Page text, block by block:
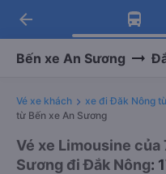
Tải app
Nhận ưu đãi
Tải app
-30k/ghế
arrow_back
Bến xe An Sương
Vé xe khách xe đi Đăk Nông
từ Bến xe An Sương
Vé xe Limousine của
Sương đi Đắk Nông: